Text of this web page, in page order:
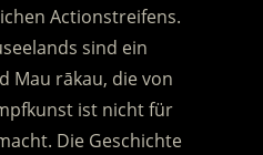
Actionstreifens.
sind ein
Mau rākau, die von
ist nicht für
Die Geschichte